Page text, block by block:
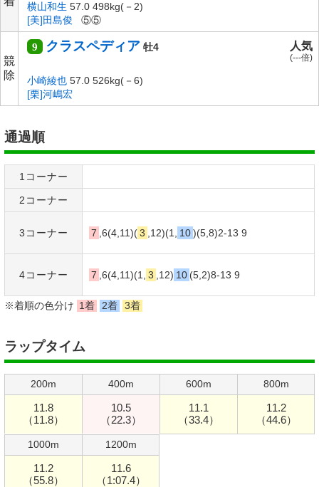
横山和生 57.0 498kg(－2)
[美]田島俊
⑤⑤
競
除
9 クラスペディア 牡4
小崎綾也 57.0 526kg(－6)
[栗]河嶋宏
人気
(---倍)
通過順
1コーナー
2コーナー
3コーナー 7 ,6(4,11)( 3 ,12)(1, 10 )(5,8)2-13 9
4コーナー 7 ,6(4,11)(1, 3 ,12) 10 (5,2)8-13 9
※着順の色分け 1着 2着 3着
ラップタイム
200m
11.8
（11.8）
400m
10.5
（22.3）
600m
11.1
（33.4）
800m
11.2
（44.6）
1000m
11.2
（55.8）
1200m
11.6
（1:07.4）